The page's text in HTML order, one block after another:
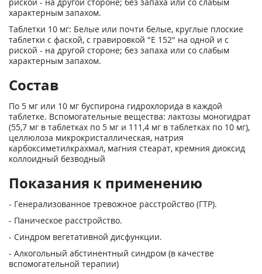
характерным запахом.
Таблетки 10 мг: Белые или почти белые, круглые плоские
таблетки с фаской, с гравировкой "Е 152" на одной и с
риской - на другой стороне; без запаха или со слабым
характерным запахом.
Состав
По 5 мг или 10 мг буспирона гидрохлорида в каждой
таблетке. Вспомогательные вещества: лактозы моногидрат
(55,7 мг в таблетках по 5 мг и 111,4 мг в таблетках по 10 мг),
целлюлоза микрокристаллическая, натрия
карбоксиметилкрахмал, магния стеарат, кремния диоксид
коллоидный безводный
Показания к применению
- Генерализованное тревожное расстройство (ГТР).
- Паническое расстройство.
- Синдром вегетативной дисфункции.
- Алкогольный абстинентный синдром (в качестве
вспомогательной терапии)